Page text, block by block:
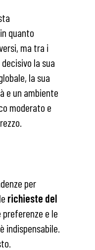
quanto
ma tra i
la sua
la sua
e un ambiente
moderato e
per
richieste del
preferenze e le
indispensabile.